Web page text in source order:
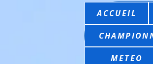
ACCUEIL
METEO